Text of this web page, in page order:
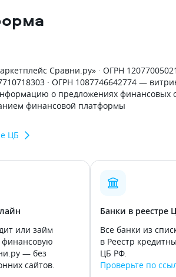
Сравни.ру» · ОГРН
· ОГРН 1087746642774 —
о предложениях финансовых
финансовой платформы
ЦБ
или займ
— без
сайтов.
Банки в реестре
Все банки из
в Реестр
ЦБ РФ.
Проверьте по